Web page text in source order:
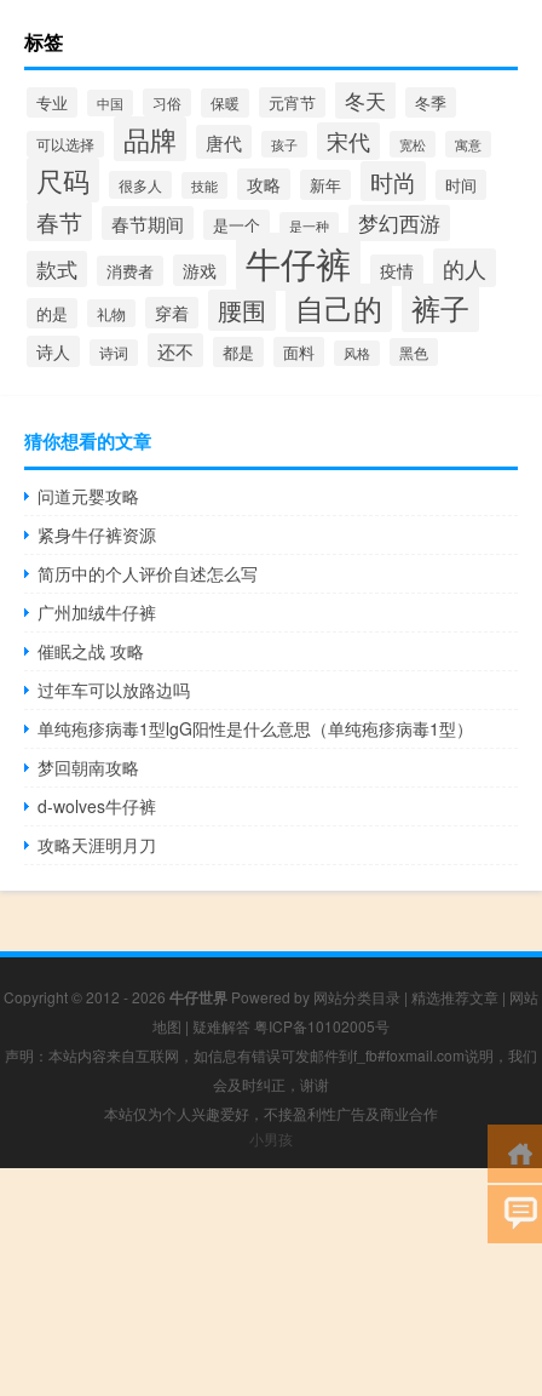
标签
专业 中国 习俗 保暖 元宵节 冬天 冬季
可以选择 品牌 唐代 孩子 宋代 宽松 寓意
尺码 很多人 技能 攻略 新年 时尚 时间
春节 春节期间 是一个 是一种
梦幻西游
款式
消费者 游戏 牛仔裤 疫情 的人
的是 礼物 穿着 腰围 自己的 裤子
诗人 诗词 还不 都是 面料 风格 黑色
猜你想看的文章
问道元婴攻略
紧身牛仔裤资源
简历中的个人评价自述怎么写
广州加绒牛仔裤
催眠之战 攻略
过年车可以放路边吗
单纯疱疹病毒1型lgG阳性是什么意思（单纯疱疹病毒1型）
梦回朝南攻略
d-wolves牛仔裤
攻略天涯明月刀
Copyright © 2012 - 2026 牛仔世界 Powered by 网站分类目录 | 精选推荐文章 | 网站
地图 | 疑难解答 粤ICP备10102005号
声明：本站内容来自互联网，如信息有错误可发邮件到f_fb#foxmail.com说明，我们
会及时纠正，谢谢
本站仅为个人兴趣爱好，不接盈利性广告及商业合作
小男孩